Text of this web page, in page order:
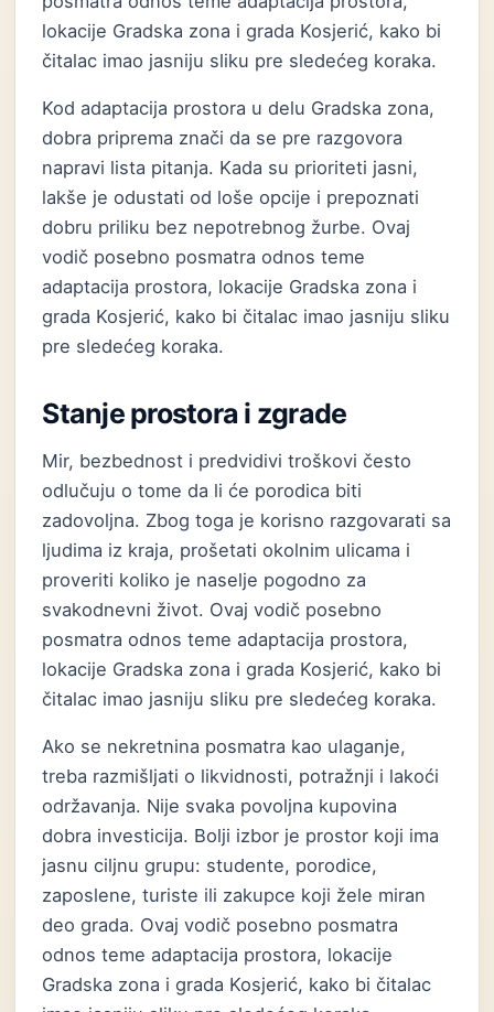
lokacije Gradska zona i grada Kosjerić, kako bi
čitalac imao jasniju sliku pre sledećeg koraka.
Kod adaptacija prostora u delu Gradska zona,
dobra priprema znači da se pre razgovora
napravi lista pitanja. Kada su prioriteti jasni,
lakše je odustati od loše opcije i prepoznati
dobru priliku bez nepotrebnog žurbe. Ovaj
vodič posebno posmatra odnos teme
adaptacija prostora, lokacije Gradska zona i
grada Kosjerić, kako bi čitalac imao jasniju sliku
pre sledećeg koraka.
Stanje prostora i zgrade
Mir, bezbednost i predvidivi troškovi često
odlučuju o tome da li će porodica biti
zadovoljna. Zbog toga je korisno razgovarati sa
ljudima iz kraja, prošetati okolnim ulicama i
proveriti koliko je naselje pogodno za
svakodnevni život. Ovaj vodič posebno
posmatra odnos teme adaptacija prostora,
lokacije Gradska zona i grada Kosjerić, kako bi
čitalac imao jasniju sliku pre sledećeg koraka.
Ako se nekretnina posmatra kao ulaganje,
treba razmišljati o likvidnosti, potražnji i lakoći
održavanja. Nije svaka povoljna kupovina
dobra investicija. Bolji izbor je prostor koji ima
jasnu ciljnu grupu: studente, porodice,
zaposlene, turiste ili zakupce koji žele miran
deo grada. Ovaj vodič posebno posmatra
odnos teme adaptacija prostora, lokacije
Gradska zona i grada Kosjerić, kako bi čitalac